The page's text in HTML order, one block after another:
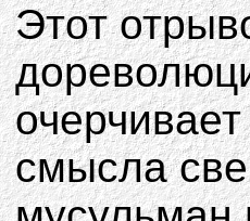
Этот
смысла